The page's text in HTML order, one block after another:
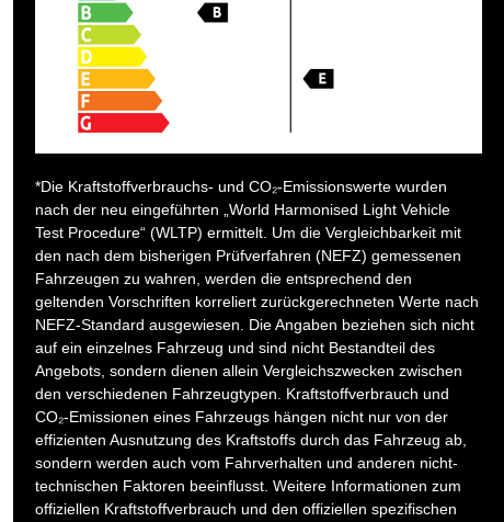
*Die Kraftstoffverbrauchs- und CO₂-Emissionswerte wurden
nach der neu eingeführten „World Harmonised Light Vehicle
Test Procedure“ (WLTP) ermittelt. Um die Vergleichbarkeit mit
den nach dem bisherigen Prüfverfahren (NEFZ) gemessenen
Fahrzeugen zu wahren, werden die entsprechend den
geltenden Vorschriften korreliert zurückgerechneten Werte nach
NEFZ-Standard ausgewiesen. Die Angaben beziehen sich nicht
auf ein einzelnes Fahrzeug und sind nicht Bestandteil des
Angebots, sondern dienen allein Vergleichszwecken zwischen
den verschiedenen Fahrzeugtypen. Kraftstoffverbrauch und
CO₂-Emissionen eines Fahrzeugs hängen nicht nur von der
effizienten Ausnutzung des Kraftstoffs durch das Fahrzeug ab,
sondern werden auch vom Fahrverhalten und anderen nicht-
technischen Faktoren beeinflusst. Weitere Informationen zum
offiziellen Kraftstoffverbrauch und den offiziellen spezifischen